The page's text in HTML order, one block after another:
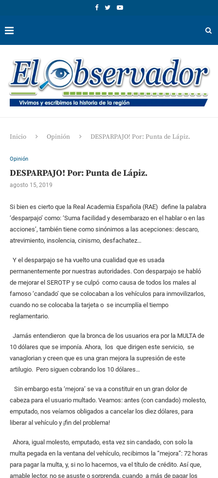
Inicio Opinión DESPARPAJO! Por: Punta de Lápiz.
Opinión
DESPARPAJO! Por: Punta de Lápiz.
agosto 15, 2019
Si bien es cierto que la Real Academia Española (RAE) define la palabra
‘desparpajo’ como: ‘Suma facilidad y desembarazo en el hablar o en las
acciones’, también tiene como sinónimos a las acepciones: descaro,
atrevimiento, insolencia, cinismo, desfachatez…
Y el desparpajo se ha vuelto una cualidad que es usada
permanentemente por nuestras autoridades. Con desparpajo se habló
de mejorar el SEROTP y se culpó como causa de todos los males al
famoso ‘candado’ que se colocaban a los vehículos para inmovilizarlos,
cuando no se colocaba la tarjeta o se incumplía el tiempo
reglamentario.
Jamás entendieron que la bronca de los usuarios era por la MULTA de
10 dólares que se imponía. Ahora, los que dirigen este servicio, se
vanaglorian y creen que es una gran mejora la supresión de este
artilugio. Pero siguen cobrando los 10 dólares…
Sin embargo esta ‘mejora’ se va a constituir en un gran dolor de
cabeza para el usuario multado. Veamos: antes (con candado) molesto,
emputado, nos veíamos obligados a cancelar los diez dólares, para
liberar al vehículo y ¡fin del problema!
Ahora, igual molesto, emputado, esta vez sin candado, con solo la
multa pegada en la ventana del vehículo, recibimos la “mejora”: 72 horas
para pagar la multa, y, si no lo hacemos, va el título de crédito. Así que,
amable lector, no se asuste o sorprenda, cuando a más de pagar los